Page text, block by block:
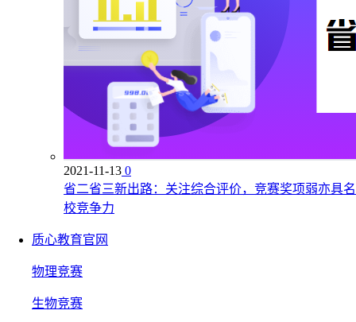
2021-11-13 0
省二省三新出路：关注综合评价，竞赛奖项弱亦具名
校竞争力
质心教育官网
物理竞赛
生物竞赛